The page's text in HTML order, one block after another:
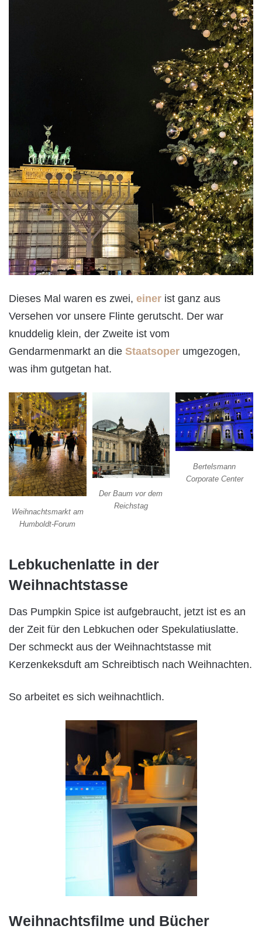
Dieses Mal waren es zwei, einer ist ganz aus
Versehen vor unsere Flinte gerutscht. Der war
knuddelig klein, der Zweite ist vom
Gendarmenmarkt an die Staatsoper umgezogen,
was ihm gutgetan hat.
Weihnachtsmarkt am
Humboldt-Forum
Der Baum vor dem
Reichstag
Bertelsmann
Corporate Center
Lebkuchenlatte in der
Weihnachtstasse
Das Pumpkin Spice ist aufgebraucht, jetzt ist es an
der Zeit für den Lebkuchen oder Spekulatiuslatte.
Der schmeckt aus der Weihnachtstasse mit
Kerzenkeksduft am Schreibtisch nach Weihnachten.
So arbeitet es sich weihnachtlich.
Weihnachtsfilme und Bücher